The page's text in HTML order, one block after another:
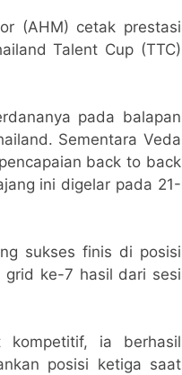
(AHM) cetak prestasi
Talent Cup (TTC)
pada balapan
Sementara Veda
back to back
ini digelar pada 21-
sukses finis di posisi
grid ke-7 hasil dari sesi
kompetitif, ia berhasil
posisi ketiga saat